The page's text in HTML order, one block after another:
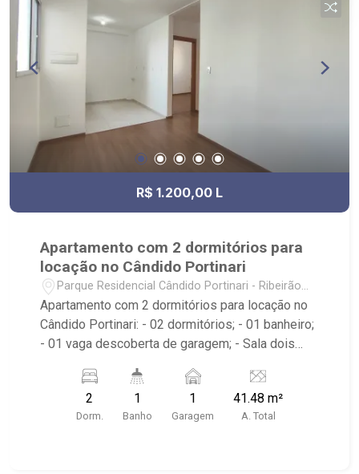
de jogos infantil e adulto, home Office, espaço
mulher, espaço Pet, academia, sauna entre
outros. - De Frente ao shopping Iguatemi e hotel
Íbis. Em uma distância de até 900m encontra-se;
Escola Sabin, Supermercados Savegnago e Pão
de Açúcar, farmácia Drogão Super, Caixa
Econômica Federal, hortifrúti Cenourão, faculdade
Metropolitana e complexo de esportes Spot.
R$ 1.200,00 L
Apartamento com 2 dormitórios para
locação no Cândido Portinari
Parque Residencial Cândido Portinari - Ribeirão
Preto/SP
Apartamento com 2 dormitórios para locação no
Cândido Portinari: - 02 dormitórios; - 01 banheiro;
- 01 vaga descoberta de garagem; - Sala dois
Serviço; - Condomínio com Portaria 24h, elevador,
playground, salão de festas, área churrasco,
piscina, pet place e quadra de areia; - Localizado
2
Dorm.
1
Banho
1
Garagem
41.48 m²
A. Total